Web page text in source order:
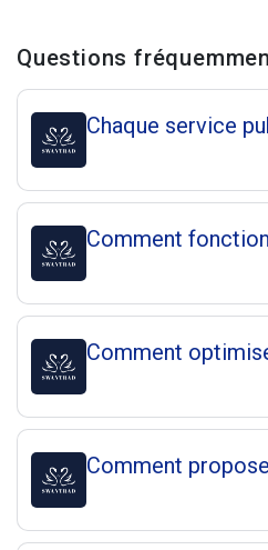
Questions
Questions
Chaque service
Comment
Comment
Comment